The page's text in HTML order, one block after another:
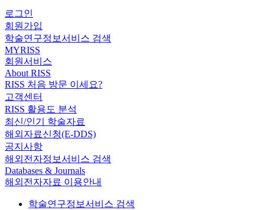
로그인
회원가입
학술연구정보서비스 검색
MYRISS
회원서비스
About RISS
RISS 처음 방문 이세요?
고객센터
RISS 활용도 분석
최신/인기 학술자료
해외자료신청(E-DDS)
공지사항
해외전자정보서비스 검색
Databases & Journals
해외전자자료 이용안내
학술연구정보서비스 검색